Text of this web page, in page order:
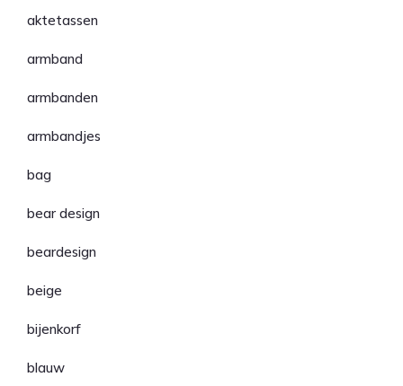
aktetassen
armband
armbanden
armbandjes
bag
bear design
beardesign
beige
bijenkorf
blauw